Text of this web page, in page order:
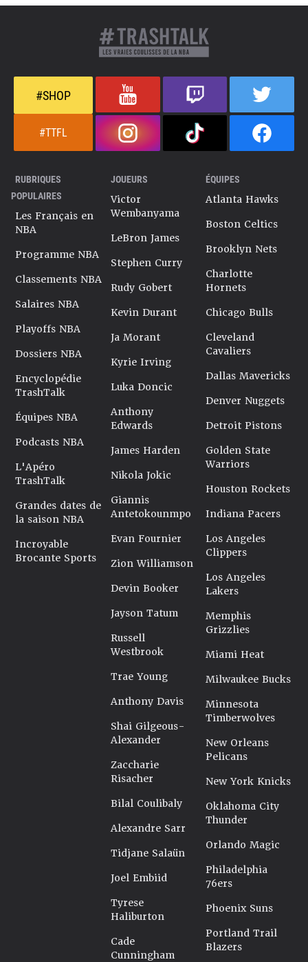
#SHOP
#TTFL
RUBRIQUES
POPULAIRES
Les Français en
NBA
Programme NBA
Classements NBA
Salaires NBA
Playoffs NBA
Dossiers NBA
Encyclopédie
TrashTalk
Équipes NBA
Podcasts NBA
L'Apéro
TrashTalk
Grandes dates de
la saison NBA
Incroyable
Brocante Sports
JOUEURS
Victor
Wembanyama
LeBron James
Stephen Curry
Rudy Gobert
Kevin Durant
Ja Morant
Kyrie Irving
Luka Doncic
Anthony
Edwards
James Harden
Nikola Jokic
Giannis
Antetokounmpo
Evan Fournier
Zion Williamson
Devin Booker
Jayson Tatum
Russell
Westbrook
Trae Young
Anthony Davis
Shai Gilgeous-
Alexander
Zaccharie
Risacher
Bilal Coulibaly
Alexandre Sarr
Tidjane Salaün
Joel Embiid
Tyrese
Haliburton
Cade
Cunningham
ÉQUIPES
Atlanta Hawks
Boston Celtics
Brooklyn Nets
Charlotte
Hornets
Chicago Bulls
Cleveland
Cavaliers
Dallas Mavericks
Denver Nuggets
Detroit Pistons
Golden State
Warriors
Houston Rockets
Indiana Pacers
Los Angeles
Clippers
Los Angeles
Lakers
Memphis
Grizzlies
Miami Heat
Milwaukee Bucks
Minnesota
Timberwolves
New Orleans
Pelicans
New York Knicks
Oklahoma City
Thunder
Orlando Magic
Philadelphia
76ers
Phoenix Suns
Portland Trail
Blazers